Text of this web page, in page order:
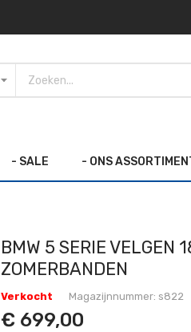
- SALE - ONS
BMW 5 SERIE VELGEN
ZOMERBANDEN
Verkocht Magazijnnummer s822
€ 699,00